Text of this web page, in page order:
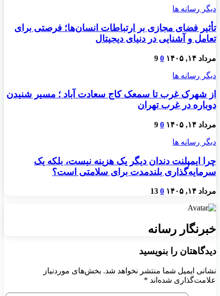
دیگر رسانه ها
تأثیر فضای مجازی بر ارتباطات انسان‌ها؛ فرصتی برای
تعامل و آشنایی در دنیای دیجیتال
مرداد ۱۴, ۱۴۰۵ 0
9
دیگر رسانه ها
از شهرک غرب تا سمعک کاج سعادت آباد ؛ مسیر شنیدن
دوباره در غرب تهران
مرداد ۱۴, ۱۴۰۵ 0
9
دیگر رسانه ها
چرا ایمپلنت دندان دیگر یک هزینه نیست، بلکه یک
سرمایه‌گذاری بلندمدت برای سلامتی است؟
مرداد ۱۴, ۱۴۰۵ 0
13
خبرنگار رسانه
دیدگاهتان را بنویسید
نشانی ایمیل شما منتشر نخواهد شد. بخش‌های موردنیاز
علامت‌گذاری شده‌اند *